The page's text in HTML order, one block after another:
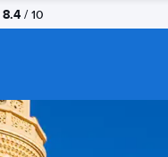
8.4 / 10